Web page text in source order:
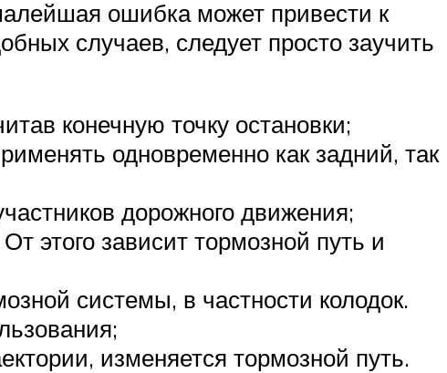
ошибка может привести к
случаев, следует просто заучить
конечную точку остановки;
одновременно как задний, так
дорожного движения;
этого зависит тормозной путь и
системы, в частности колодок.
изменяется тормозной путь.